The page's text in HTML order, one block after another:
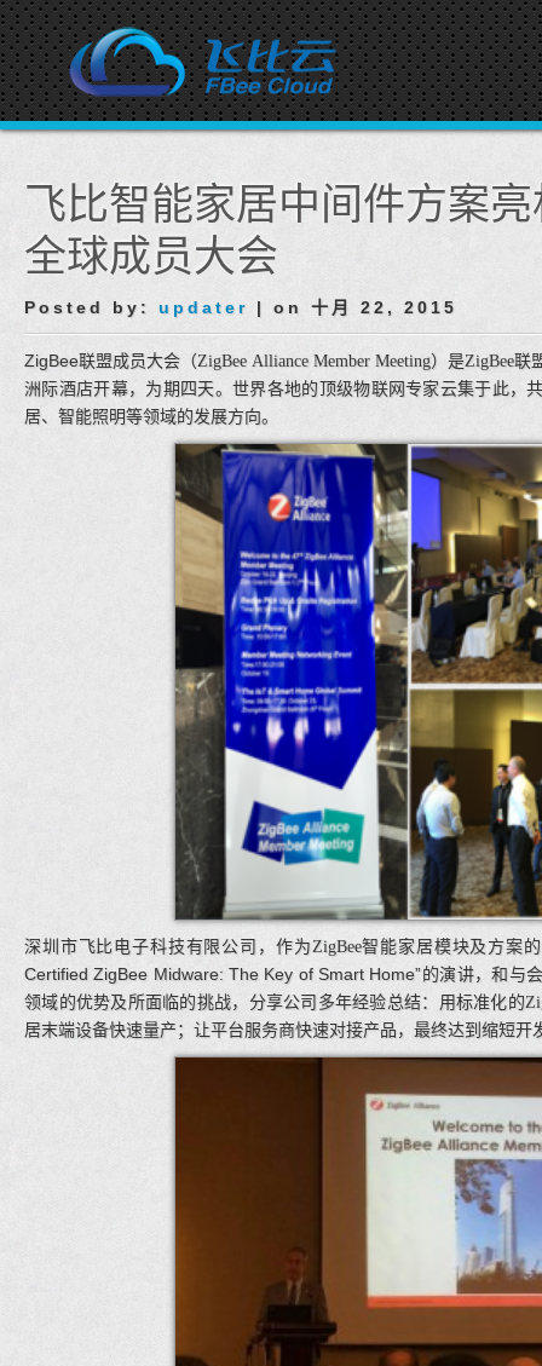
飞比智能家居中间件方案
全球成员大会
Posted by: updater | on 十月 22, 2015
ZigBee联盟成员大会（ZigBee Alliance Member Meeting）是ZigBee联
洲际酒店开幕，为期四天。世界各地的顶级物联网专家云集于此，
居、智能照明等领域的发展方向。
深圳市飞比电子科技有限公司，作为ZigBee智能家居模块及方案
Certified ZigBee Midware: The Key of Smart Home”的演讲，和与
领域的优势及所面临的挑战，分享公司多年经验总结：用标准化的
居末端设备快速量产；让平台服务商快速对接产品，最终达到缩短